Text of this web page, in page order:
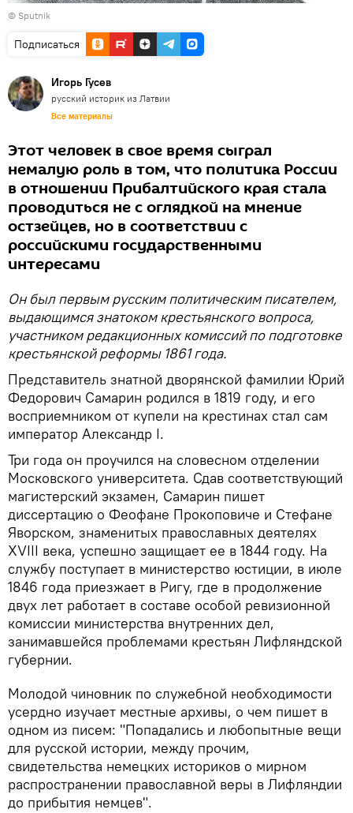
© Sputnik
Подписаться
Игорь Гусев
русский историк из Латвии
Все материалы
Этот человек в свое время сыграл
немалую роль в том, что политика России
в отношении Прибалтийского края стала
проводиться не с оглядкой на мнение
остзейцев, но в соответствии с
российскими государственными
интересами
Он был первым русским политическим писателем,
выдающимся знатоком крестьянского вопроса,
участником редакционных комиссий по подготовке
крестьянской реформы 1861 года.
Представитель знатной дворянской фамилии Юрий
Федорович Самарин родился в 1819 году, и его
восприемником от купели на крестинах стал сам
император Александр I.
Три года он проучился на словесном отделении
Московского университета. Сдав соответствующий
магистерский экзамен, Самарин пишет
диссертацию о Феофане Прокоповиче и Стефане
Яворском, знаменитых православных деятелях
XVIII века, успешно защищает ее в 1844 году. На
службу поступает в министерство юстиции, в июле
1846 года приезжает в Ригу, где в продолжение
двух лет работает в составе особой ревизионной
комиссии министерства внутренних дел,
занимавшейся проблемами крестьян Лифляндской
губернии.
Молодой чиновник по служебной необходимости
усердно изучает местные архивы, о чем пишет в
одном из писем: "Попадались и любопытные вещи
для русской истории, между прочим,
свидетельства немецких историков о мирном
распространении православной веры в Лифляндии
до прибытия немцев".